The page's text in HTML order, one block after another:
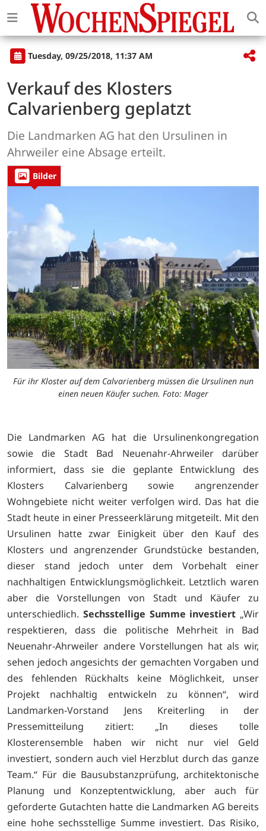
Tuesday, 09/25/2018, 11:37 AM
Verkauf des Klosters
Calvarienberg geplatzt
Die Landmarken AG hat den Ursulinen in
Ahrweiler eine Absage erteilt.
Bilder
Für ihr Kloster auf dem Calvarienberg müssen die Ursulinen nun
einen neuen Käufer suchen. Foto: Mager
Die Landmarken AG hat die Ursulinenkongregation
sowie die Stadt Bad Neuenahr-Ahrweiler darüber
informiert, dass sie die geplante Entwicklung des
Klosters Calvarienberg sowie angrenzender
Wohngebiete nicht weiter verfolgen wird. Das hat die
Stadt heute in einer Presseerklärung mitgeteilt. Mit den
Ursulinen hatte zwar Einigkeit über den Kauf des
Klosters und angrenzender Grundstücke bestanden,
dieser stand jedoch unter dem Vorbehalt einer
nachhaltigen Entwicklungsmöglichkeit. Letztlich waren
aber die Vorstellungen von Stadt und Käufer zu
unterschiedlich. Sechsstellige Summe investiert „Wir
respektieren, dass die politische Mehrheit in Bad
Neuenahr-Ahrweiler andere Vorstellungen hat als wir,
sehen jedoch angesichts der gemachten Vorgaben und
des fehlenden Rückhalts keine Möglichkeit, unser
Projekt nachhaltig entwickeln zu können“, wird
Landmarken-Vorstand Jens Kreiterling in der
Pressemitteilung zitiert: „In dieses tolle
Klosterensemble haben wir nicht nur viel Geld
investiert, sondern auch viel Herzblut durch das ganze
Team.“ Für die Bausubstanzprüfung, architektonische
Planung und Konzeptentwicklung, aber auch für
geforderte Gutachten hatte die Landmarken AG bereits
eine hohe sechsstellige Summe investiert. Das Risiko,